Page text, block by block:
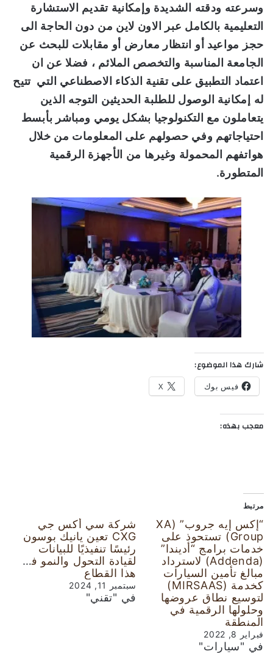
وسرعته ودقته الشديدة وإمكانية تقديم الاستشارة
التعليمية بالكامل عبر الاون لاين من دون الحاجة الى
حجز مواعيد أو انتظار معارض أو مقابلات للبحث عن
الجامعة المناسبة والتخصص الملائم ، فضلا عن ان
اعتماد التطبيق على تقنية الذكاء الاصطناعي التي تتيح
له إمكانية الوصول للطلبة الحديثين التوجه الذين
يتعاملون مع التكنولوجيا بشكل يومي ومباشر بأبسط
احتياجاتهم وفي حصولهم على المعلومات من خلال
هواتفهم المحمولة وغيرها من الأجهزة الرقمية
المتطورة.
شارك هذا الموضوع:
فيس بوك X
معجب بهذه:
مرتبط
“إكس إيه جروب” (XA
Group) تستحوذ على
خدمات برامج “أديندا”
(Addenda) لاسترداد
مبالغ تأمين السيارات
كخدمة (MIRSAAS)
لتوسيع نطاق عروضها
وحلولها الرقمية في
المنطقة
فبراير 8, 2022
في "سيارات"
شركة سي أكس جي
CXG تعين يانيك بوسون
رئيسًا تنفيذيًا للبيانات
لقيادة التحول والنمو في
هذا القطاع
سبتمبر 11, 2024
في "تقني"